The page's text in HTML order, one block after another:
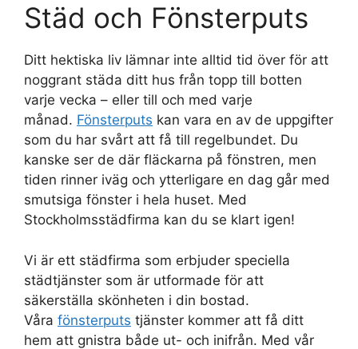
Städ och Fönsterputs
Ditt hektiska liv lämnar inte alltid tid över för att
noggrant städa ditt hus från topp till botten
varje vecka – eller till och med varje
månad. Fönsterputs kan vara en av de uppgifter
som du har svårt att få till regelbundet. Du
kanske ser de där fläckarna på fönstren, men
tiden rinner iväg och ytterligare en dag går med
smutsiga fönster i hela huset. Med
Stockholmsstädfirma kan du se klart igen!
Vi är ett städfirma som erbjuder speciella
städtjänster som är utformade för att
säkerställa skönheten i din bostad.
Våra fönsterputs tjänster kommer att få ditt
hem att gnistra både ut- och inifrån. Med vår